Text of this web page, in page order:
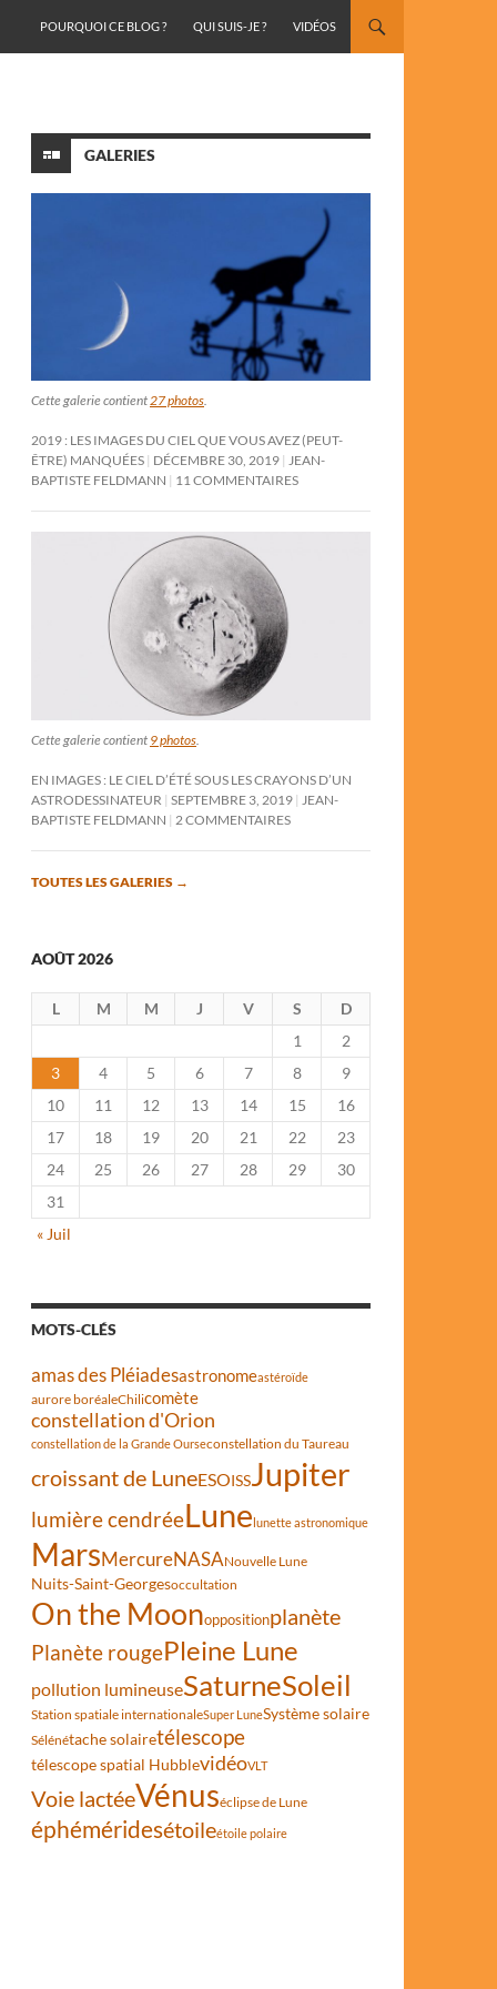
POURQUOI CE BLOG ?
QUI SUIS-JE ? VIDÉOS
GALERIES
Cette galerie contient27 photos.
2019 : LES IMAGES DU CIEL QUE VOUS AVEZ (PEUT-
ÊTRE) MANQUÉES DÉCEMBRE 30, 2019 JEAN-
BAPTISTE FELDMANN
11 COMMENTAIRES
Cette galerie contient 9 photos
EN IMAGES : LE CIEL D’ÉTÉ SOUS LES CRAYONS D’UN
ASTRODESSINATEUR SEPTEMBRE 3, 2019
JEAN-
BAPTISTE FELDMANN
2 COMMENTAIRES
TOUTES LES GALERIES →
AOÛT 2026
L M M J V S
D
1
2
3
4 5 6 7 8
9
10
11 12 13 14 15
16
17
18 19 20 21 22
23
24
25 26 27 28 29
30
31
« Juil
MOTS-CLÉS
amas des Pléiadesastronomeastéroïde
aurore boréaleChilicomète
constellation d'Orion
constellation de la Grande Ourseconstellation du Taureau
croissant de LuneESOISSJupiter
lumière cendréeLunelunette astronomique
MarsMercureNASANouvelle Lune
Nuits-Saint-Georgesoccultation
On the Moonoppositionplanète
Planète rougePleine Lune
pollution lumineuseSaturneSoleil
Station spatiale internationaleSuper LuneSystème solaire
Sélénétache solairetélescope
télescope spatial HubblevidéoVLT
Voie lactéeVénuséclipse de Lune
éphéméridesétoileétoile polaire